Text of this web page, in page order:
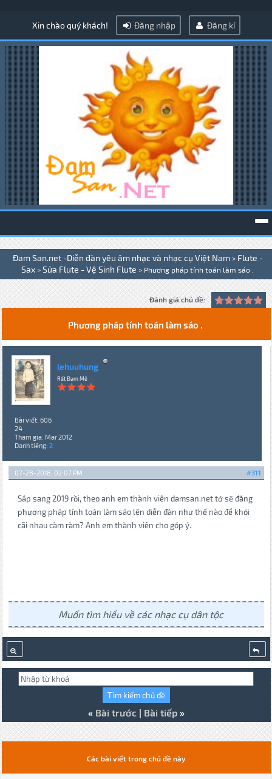
Xin chào quý khách! Đăng nhập Đăng kí
Đam San.net -Diễn đàn yêu âm nhạc và nhạc cụ Việt Nam > Flute -
Sax > Sửa Flute - Vệ Sinh Flute > Phương pháp tính toán làm sáo .
Đánh giá chủ đề:
Phương pháp tính toán làm sáo .
lehuuhung
Rất Đam Mê
Bài viết: 606
24
Tham gia: Mar 2012
Danh tiếng: 2
#311
07-28-2018, 02:07 PM
Sắp sang 2019 rồi, theo anh em thành viên damsan.net tớ sẽ đăng
phương pháp tính toán làm sáo lên diễn đàn như thế nào để khỏi
cãi nhau càm ràm? Anh em thành viên cho góp ý.
Muốn tìm hiểu về các nhạc cụ dân tộc
« Bài trước| Bài tiếp»
Các bài viết trong chủ đề này